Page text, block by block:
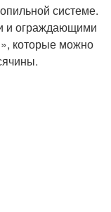
системе.
и ограждающими
которые можно